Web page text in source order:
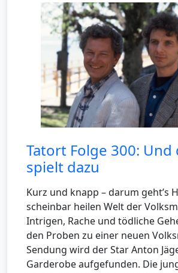
Tatort Folge 300: Und
spielt dazu
Kurz und knapp – darum geht’s
scheinbar heilen Welt der
Intrigen, Rache und tödliche
den Proben zu einer neuen
Sendung wird der Star Anton
Garderobe aufgefunden. Die